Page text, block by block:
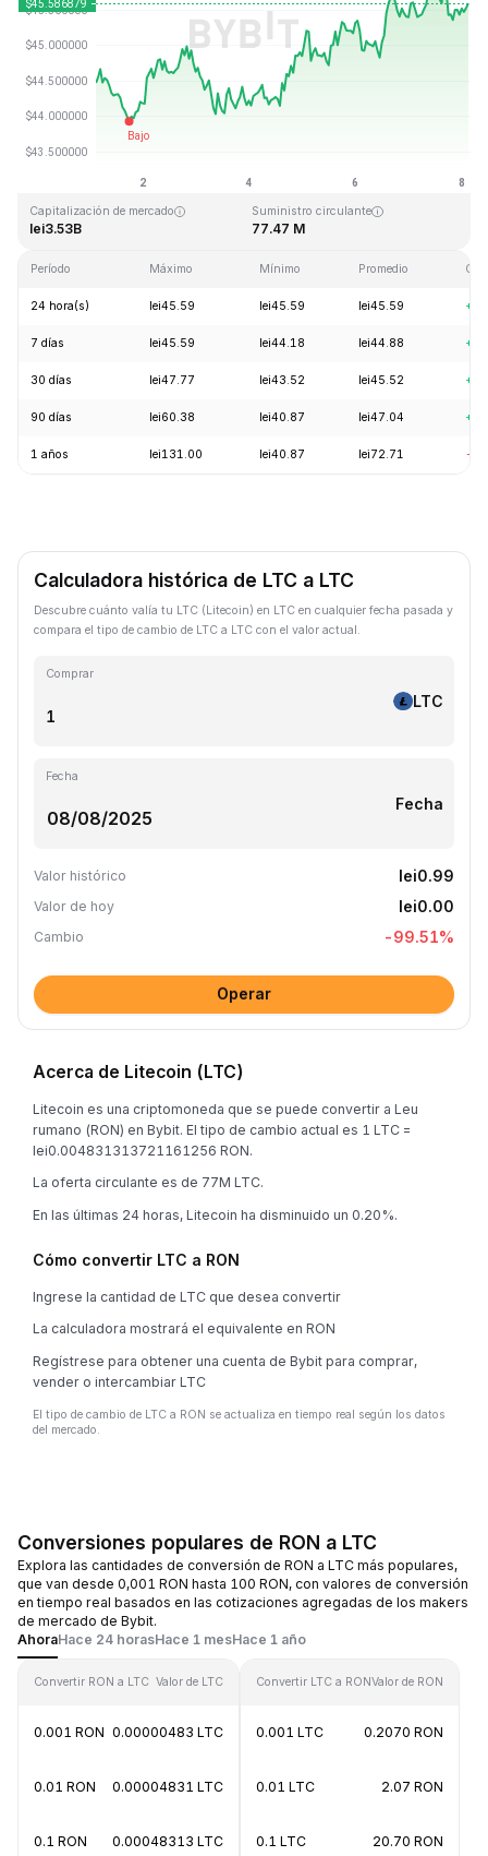
Última actualización: 2026-08-08, 02:37 GMT+0
Máximo histórico
Capitalización de mercado
lei3.53B
Suministro circulante
77.47 M
Período Máximo Mínimo Promedio
24 hora(s) lei45.59 lei45.59 lei45.59
7 días lei45.59 lei44.18 lei44.88
30 días lei47.77 lei43.52 lei45.52
90 días lei60.38 lei40.87 lei47.04
1 años lei131.00 lei40.87 lei72.71 -
Calculadora histórica de LTC a LTC
Descubre cuánto valía tu LTC (Litecoin) en LTC en cualquier fecha pasada y
compara el tipo de cambio de LTC a LTC con el valor actual.
Comprar
LTC
Fecha
Fecha
Valor histórico lei0.99
Valor de hoy lei0.00
Cambio -99.51%
Operar
Acerca de Litecoin (LTC)
Litecoin es una criptomoneda que se puede convertir a Leu
rumano (RON) en Bybit. El tipo de cambio actual es 1 LTC =
lei0.004831313721161256 RON.
La oferta circulante es de 77M LTC.
En las últimas 24 horas, Litecoin ha disminuido un 0.20%.
Cómo convertir LTC a RON
Ingrese la cantidad de LTC que desea convertir
La calculadora mostrará el equivalente en RON
Regístrese para obtener una cuenta de Bybit para comprar,
vender o intercambiar LTC
El tipo de cambio de LTC a RON se actualiza en tiempo real según los datos
del mercado.
Conversiones populares de RON a LTC
Explora las cantidades de conversión de RON a LTC más populares,
que van desde 0,001 RON hasta 100 RON, con valores de conversión
en tiempo real basados en las cotizaciones agregadas de los makers
de mercado de Bybit.
AhoraHace 24 horasHace 1 mesHace 1 año
Convertir RON a LTC Valor de LTC
0.001 RON 0.00000483 LTC
0.01 RON 0.00004831 LTC
0.1 RON 0.00048313 LTC
Convertir LTC a RONValor de RON
0.001 LTC 0.2070 RON
0.01 LTC 2.07 RON
0.1 LTC 20.70 RON